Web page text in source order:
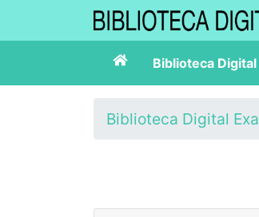
Biblioteca Digital
Biblioteca Digital